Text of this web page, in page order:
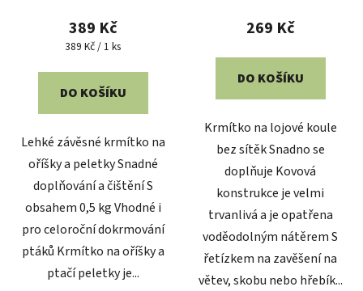
389 Kč
Měrná
389 Kč / 1 ks
DO KOŠÍKU
Lehké závěsné krmítko na
oříšky a peletky Snadné
doplňování a čištění S
obsahem 0,5 kg Vhodné i
pro celoroční dokrmování
ptáků Krmítko na oříšky a
ptačí peletky je...
269 Kč
DO KOŠÍKU
Krmítko na lojové koule
bez sítěk Snadno se
doplňuje Kovová
konstrukce je velmi
trvanlivá a je opatřena
voděodolným nátěrem S
řetízkem na zavěšení na
větev, skobu nebo hřebík...